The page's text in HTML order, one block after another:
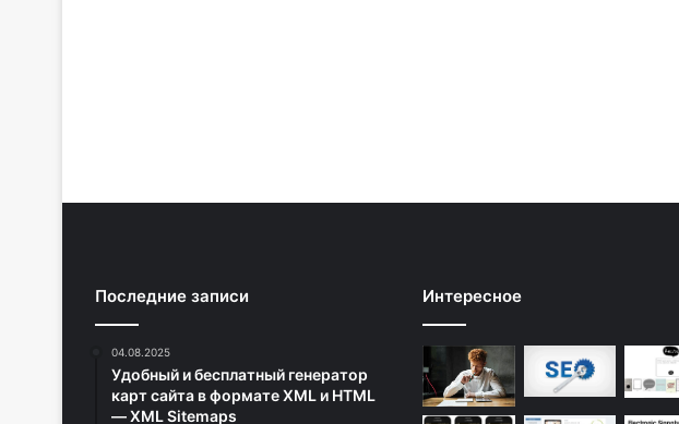
Последние записи
04.08.2025
Удобный и бесплатный генератор
карт сайта в формате XML и HTML
— XML Sitemaps
Интересное